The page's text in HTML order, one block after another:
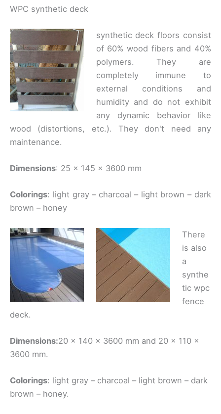
WPC synthetic deck
synthetic deck floors consist
of 60% wood fibers and 40%
polymers. They are
completely immune to
external conditions and
humidity and do not exhibit
any dynamic behavior like
wood (distortions, etc.). They don't need any
maintenance.
Dimensions: 25 x 145 x 3600 mm
Colorings: light gray – charcoal – light brown – dark
brown – honey
There
is also
a
synthe
tic wpc
fence
deck.
Dimensions:20 x 140 x 3600 mm and 20 x 110 x
3600 mm.
Colorings: light gray – charcoal – light brown – dark
brown – honey.